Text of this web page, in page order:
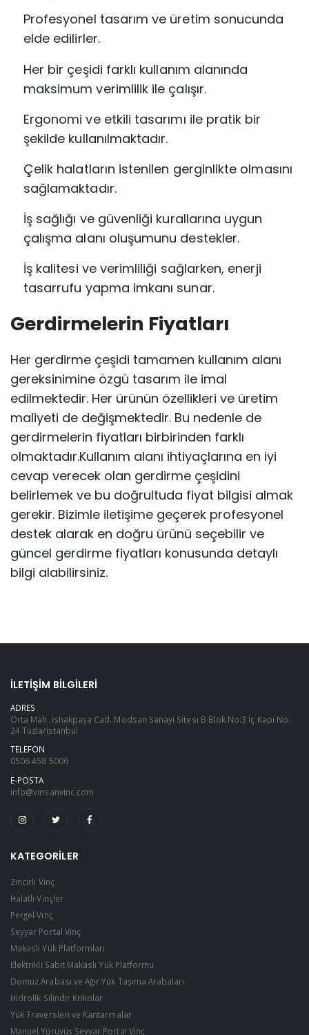
Profesyonel tasarım ve üretim sonucunda
elde edilirler.
Her bir çeşidi farklı kullanım alanında
maksimum verimlilik ile çalışır.
Ergonomi ve etkili tasarımı ile pratik bir
şekilde kullanılmaktadır.
Çelik halatların istenilen gerginlikte olmasını
sağlamaktadır.
İş sağlığı ve güvenliği kurallarına uygun
çalışma alanı oluşumunu destekler.
İş kalitesi ve verimliliği sağlarken, enerji
tasarrufu yapma imkanı sunar.
Gerdirmelerin Fiyatları
Her gerdirme çeşidi tamamen kullanım alanı
gereksinimine özgü tasarım ile imal
edilmektedir. Her ürünün özellikleri ve üretim
maliyeti de değişmektedir. Bu nedenle de
gerdirmelerin fiyatları birbirinden farklı
olmaktadır.Kullanım alanı ihtiyaçlarına en iyi
cevap verecek olan gerdirme çeşidini
belirlemek ve bu doğrultuda fiyat bilgisi almak
gerekir. Bizimle iletişime geçerek profesyonel
destek alarak en doğru ürünü seçebilir ve
güncel gerdirme fiyatları konusunda detaylı
bilgi alabilirsiniz.
İLETIŞIM BILGILERI
ADRES
Orta Mah. İshakpaşa Cad. Modsan Sanayi Sitesi B Blok No:3 İç Kapı No:
24 Tuzla/İstanbul
TELEFON
0506 458 5006
E-POSTA
info@vinsanvinc.com
KATEGORILER
Zincirli Vinç
Halatlı Vinçler
Pergel Vinç
Seyyar Portal Vinç
Makaslı Yük Platformları
Elektrikli Sabit Makaslı Yük Platformu
Domuz Arabası ve Ağır Yük Taşıma Arabaları
Hidrolik Silindir Krikolar
Yük Traversleri ve Kantarmalar
Manuel Yürüyüş Seyyar Portal Vinç